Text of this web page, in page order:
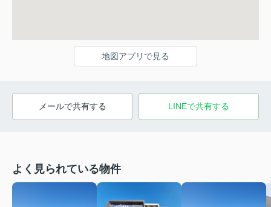
地図アプリで見る
メールで共有する LINEで共有する
よく見られている物件